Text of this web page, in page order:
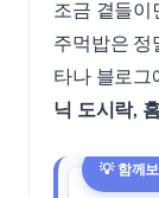
조금 곁들이
주먹밥은 정
타나 블로그
닉 도시락,